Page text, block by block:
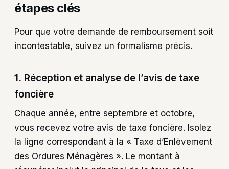
étapes clés
Pour que votre demande de remboursement soit
incontestable, suivez un formalisme précis.
1. Réception et analyse de l’avis de taxe
foncière
Chaque année, entre septembre et octobre,
vous recevez votre avis de taxe foncière. Isolez
la ligne correspondant à la « Taxe d’Enlèvement
des Ordures Ménagères ». Le montant à